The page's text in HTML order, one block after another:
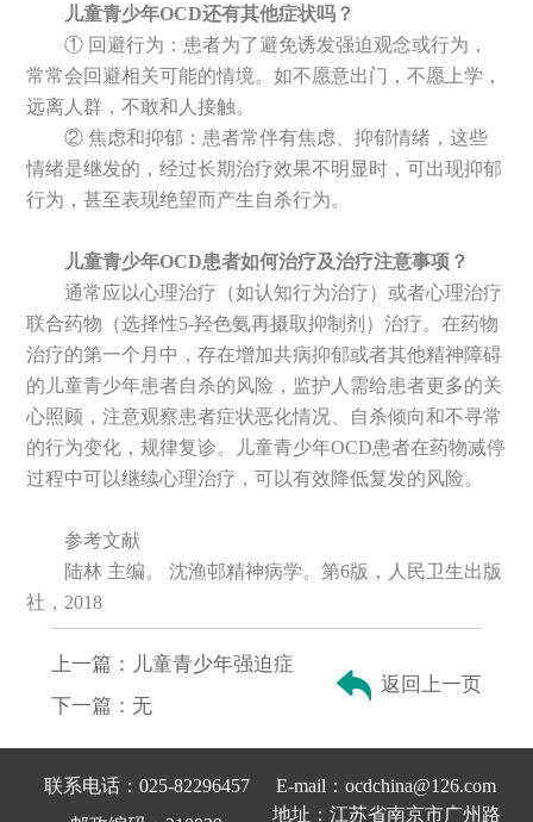
儿童青少年OCD还有其他症状吗？
① 回避行为：患者为了避免诱发强迫观念或行为，
常常会回避相关可能的情境。如不愿意出门，不愿上学，
远离人群，不敢和人接触。
② 焦虑和抑郁：患者常伴有焦虑、抑郁情绪，这些
情绪是继发的，经过长期治疗效果不明显时，可出现抑郁
行为，甚至表现绝望而产生自杀行为。
儿童青少年OCD患者如何治疗及治疗注意事项？
通常应以心理治疗（如认知行为治疗）或者心理治疗
联合药物（选择性5-羟色氨再摄取抑制剂）治疗。在药物
治疗的第一个月中，存在增加共病抑郁或者其他精神障碍
的儿童青少年患者自杀的风险，监护人需给患者更多的关
心照顾，注意观察患者症状恶化情况、自杀倾向和不寻常
的行为变化，规律复诊。儿童青少年OCD患者在药物减停
过程中可以继续心理治疗，可以有效降低复发的风险。
参考文献
陆林 主编。 沈渔邨精神病学。第6版，人民卫生出版
社，2018
上一篇： 儿童青少年强迫症
下一篇： 无
返回上一页
联系电话：025-82296457
E-mail：ocdchina@126.com
地址：江苏省南京市广州路